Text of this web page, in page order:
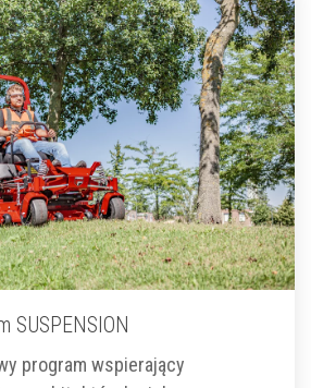
SUSPENSION
program wspierający